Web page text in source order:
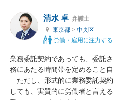
清水 卓 弁護士
東京都 > 中央区
労働・雇用に注力す
業務委託契約であっても、委託
務にあたる時間帯を定めること自
ただし、形式的に業務委託契
しても、実質的に労働者と言え